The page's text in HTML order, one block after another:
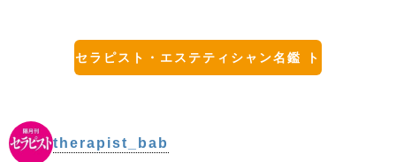
セラピスト・エステティシャン名鑑 ト
therapist_bab